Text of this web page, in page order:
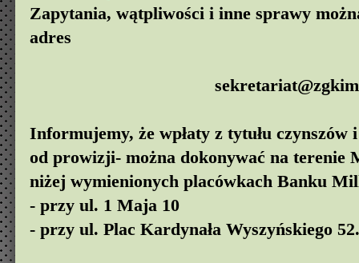
Zapytania, wątpliwości i inne sprawy
adres
Informujemy, że wpłaty z tytułu czynszów
od prowizji- można dokonywać na terenie
niżej wymienionych placówkach Banku
- przy ul. 1 Maja 10
- przy ul. Plac Kardynała Wyszyńskiego 52.